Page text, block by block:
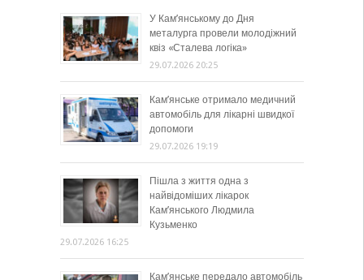
У Кам’янському до Дня
металурга провели молодіжний
квіз «Сталева логіка»
29.07.2026 20:25
Кам’янське отримало медичний
автомобіль для лікарні швидкої
допомоги
29.07.2026 19:19
Пішла з життя одна з
найвідоміших лікарок
Кам’янського Людмила
Кузьменко
29.07.2026 16:25
Кам’янське передало автомобіль